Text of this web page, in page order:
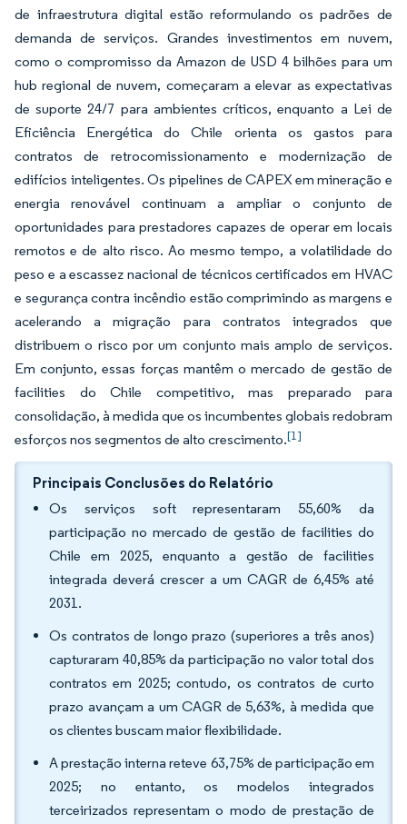
de infraestrutura digital estão reformulando os padrões de
demanda de serviços. Grandes investimentos em nuvem,
como o compromisso da Amazon de USD 4 bilhões para um
hub regional de nuvem, começaram a elevar as expectativas
de suporte 24/7 para ambientes críticos, enquanto a Lei de
Eficiência Energética do Chile orienta os gastos para
contratos de retrocomissionamento e modernização de
edifícios inteligentes. Os pipelines de CAPEX em mineração e
energia renovável continuam a ampliar o conjunto de
oportunidades para prestadores capazes de operar em locais
remotos e de alto risco. Ao mesmo tempo, a volatilidade do
peso e a escassez nacional de técnicos certificados em HVAC
e segurança contra incêndio estão comprimindo as margens e
acelerando a migração para contratos integrados que
distribuem o risco por um conjunto mais amplo de serviços.
Em conjunto, essas forças mantêm o mercado de gestão de
facilities do Chile competitivo, mas preparado para
consolidação, à medida que os incumbentes globais redobram
esforços nos segmentos de alto crescimento.[1]
Principais Conclusões do Relatório
Os serviços soft representaram 55,60% da
participação no mercado de gestão de facilities do
Chile em 2025, enquanto a gestão de facilities
integrada deverá crescer a um CAGR de 6,45% até
2031.
Os contratos de longo prazo (superiores a três anos)
capturaram 40,85% da participação no valor total dos
contratos em 2025; contudo, os contratos de curto
prazo avançam a um CAGR de 5,63%, à medida que
os clientes buscam maior flexibilidade.
A prestação interna reteve 63,75% de participação em
2025; no entanto, os modelos integrados
terceirizados representam o modo de prestação de